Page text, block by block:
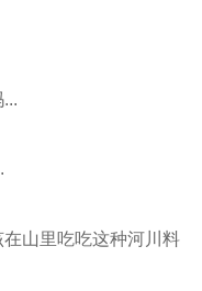
山里吃吃这种河川料